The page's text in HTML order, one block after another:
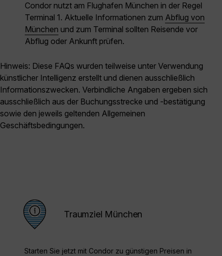
Condor nutzt am Flughafen München in der Regel
Terminal 1. Aktuelle Informationen zum Abflug von
München und zum Terminal sollten Reisende vor
Abflug oder Ankunft prüfen.
Hinweis: Diese FAQs wurden teilweise unter Verwendung
künstlicher Intelligenz erstellt und dienen ausschließlich
Informationszwecken. Verbindliche Angaben ergeben sich
ausschließlich aus der Buchungsstrecke und -bestätigung
sowie den jeweils geltenden Allgemeinen
Geschäftsbedingungen.
Traumziel München
Starten Sie jetzt mit Condor zu günstigen Preisen in